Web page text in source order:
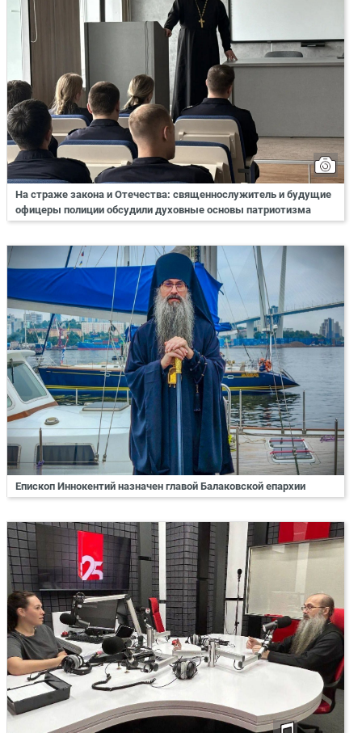
На страже закона и Отечества: священнослужитель и будущие
офицеры полиции обсудили духовные основы патриотизма
Епископ Иннокентий назначен главой Балаковской епархии